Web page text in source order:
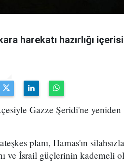
harekatı hazırlığı
Gazze Şeridi'ne yeniden
planı, Hamas'ın
ve İsrail güçlerinin kademeli